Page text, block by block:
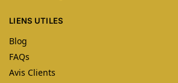
LIENS UTILES
Blog
FAQs
Avis Clients